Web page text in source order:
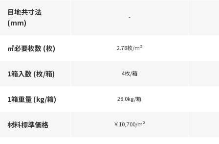
目地共寸法
(mm)
-
㎡必要枚数 (枚) 2.78枚/m²
1箱入数 (枚/箱) 4枚/箱
1箱重量 (kg/箱) 28.0kg/箱
材料標準価格 ￥10,700/m²